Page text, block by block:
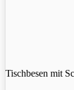
Tischbesen mit